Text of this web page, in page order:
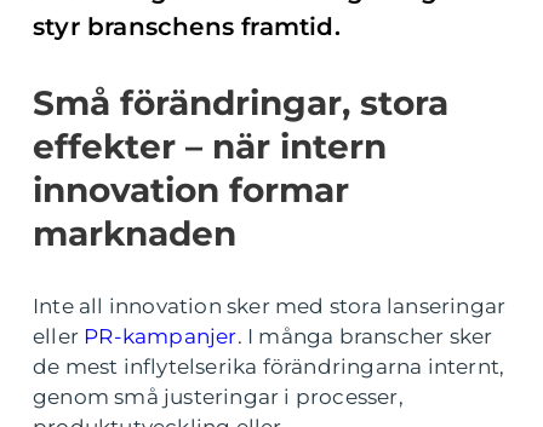
styr branschens framtid.
Små förändringar, stora
effekter – när intern
innovation formar
marknaden
Inte all innovation sker med stora lanseringar
eller PR-kampanjer. I många branscher sker
de mest inflytelserika förändringarna internt,
genom små justeringar i processer,